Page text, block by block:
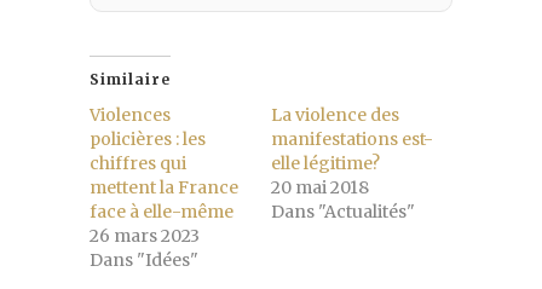
Similaire
Violences
policières : les
chiffres qui
mettent la France
face à elle-même
26 mars 2023
Dans "Idées"
La violence des
manifestations est-
elle légitime?
20 mai 2018
Dans "Actualités"